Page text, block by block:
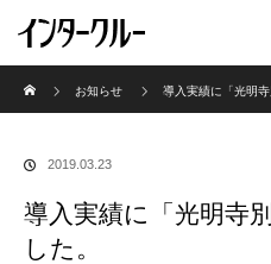
お知らせ
導入実績に「光明
2019.03.23
導入実績に「光明寺
した。